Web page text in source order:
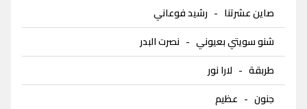
صاين عشرتنا - رشيد فوعاني
شنو سويتي بعيوني - نصرت البدر
طربقة - لارا نور
جنون - عظيم